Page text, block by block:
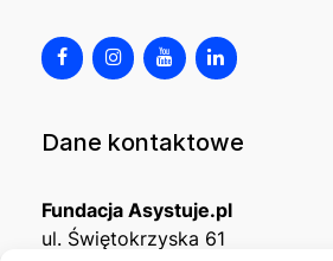
Dane kontaktowe
Fundacja Asystuje.pl
ul. Świętokrzyska 61